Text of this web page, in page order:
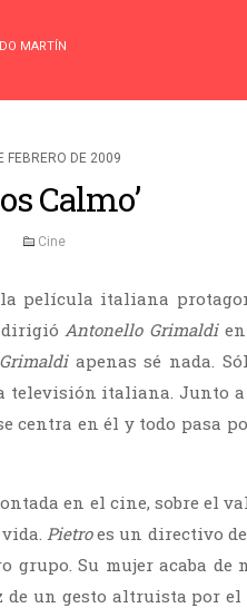
MARTÍN
FEBRERO DE 2009
Calmo’
Cine
la película italiana
dirigióAntonello Grimaldien
Grimaldiapenas sé nada.
televisión italiana. Junto
en él y todo pasa por
en el cine, sobre el
vida.Pietroes un directivo
Su mujer acaba de
un gesto altruista por